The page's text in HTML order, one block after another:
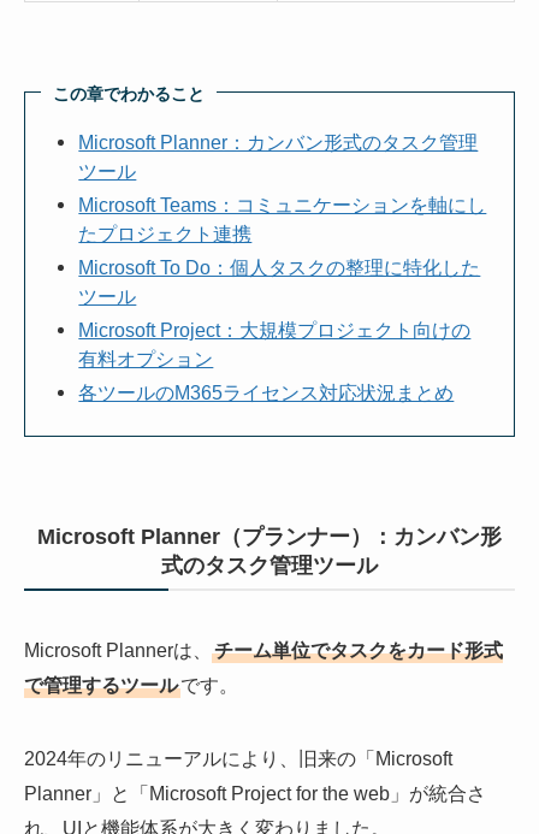
この章でわかること
Microsoft Planner：カンバン形式のタスク管理
ツール
Microsoft Teams：コミュニケーションを軸にし
たプロジェクト連携
Microsoft To Do：個人タスクの整理に特化した
ツール
Microsoft Project：大規模プロジェクト向けの
有料オプション
各ツールのM365ライセンス対応状況まとめ
Microsoft Planner（プランナー）：カンバン形
式のタスク管理ツール
Microsoft Plannerは、
チーム単位でタスクをカード形式
で管理するツールです。
2024年のリニューアルにより、旧来の「Microsoft
Planner」と「Microsoft Project for the web」が統合さ
れ、UIと機能体系が大きく変わりました。